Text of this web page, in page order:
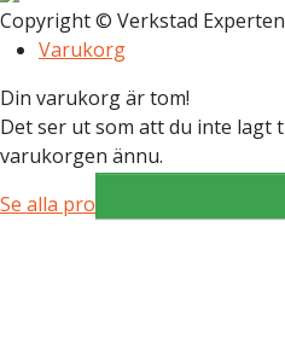
Copyright © Verkstad Experten
Varukorg
Din varukorg är tom!
Det ser ut som att du inte lagt
varukorgen ännu.
Se alla produkter